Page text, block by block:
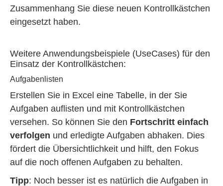
Zusammenhang Sie diese neuen Kontrollkästchen
eingesetzt haben.
Weitere Anwendungsbeispiele (UseCases) für den
Einsatz der Kontrollkästchen:
Aufgabenlisten
Erstellen Sie in Excel eine Tabelle, in der Sie
Aufgaben auflisten und mit Kontrollkästchen
versehen. So können Sie den Fortschritt einfach
verfolgen und erledigte Aufgaben abhaken. Dies
fördert die Übersichtlichkeit und hilft, den Fokus
auf die noch offenen Aufgaben zu behalten.
Tipp: Noch besser ist es natürlich die Aufgaben in